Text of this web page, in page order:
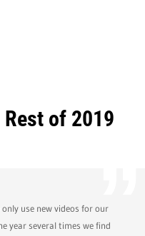
of 2019
use new videos for our
year several times we find